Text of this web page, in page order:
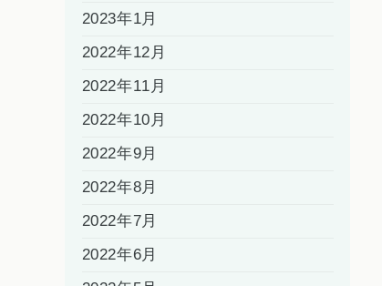
2023年1月
2022年12月
2022年11月
2022年10月
2022年9月
2022年8月
2022年7月
2022年6月